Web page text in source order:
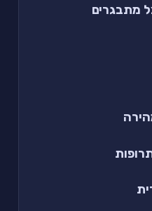
מתבגרים